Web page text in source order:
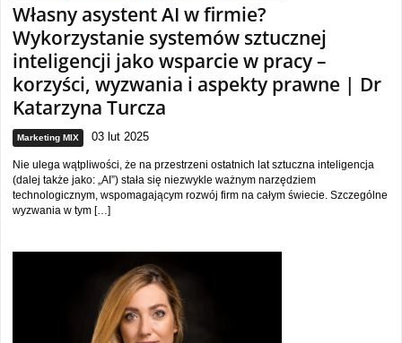
Własny asystent AI w firmie?
Wykorzystanie systemów sztucznej
inteligencji jako wsparcie w pracy –
korzyści, wyzwania i aspekty prawne | Dr
Katarzyna Turcza
Marketing MIX 03 lut 2025
Nie ulega wątpliwości, że na przestrzeni ostatnich lat sztuczna inteligencja
(dalej także jako: „AI”) stała się niezwykle ważnym narzędziem
technologicznym, wspomagającym rozwój firm na całym świecie. Szczególne
wyzwania w tym […]